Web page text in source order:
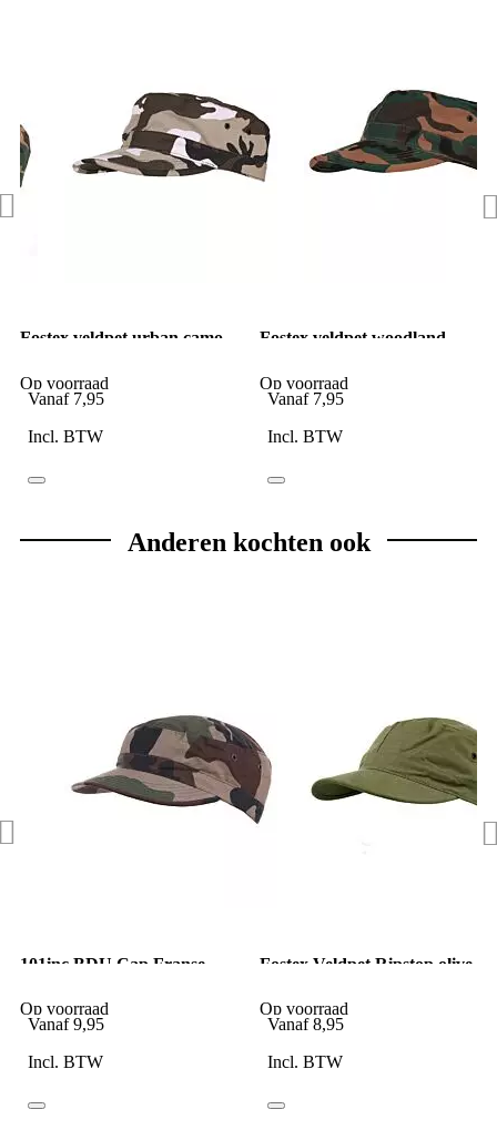
Fostex veldpet urban camo
Op voorraad
Vanaf 7,95
Incl. BTW
Fostex veldpet woodland
Op voorraad
Vanaf 7,95
Incl. BTW
Anderen kochten ook
101inc BDU Cap Franse
Op voorraad
Vanaf 9,95
Incl. BTW
Fostex Veldpet Ripstop olive
Op voorraad
Vanaf 8,95
Incl. BTW